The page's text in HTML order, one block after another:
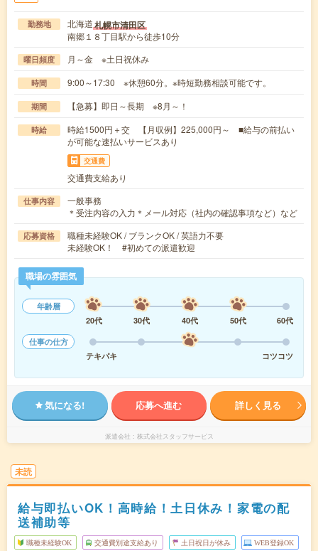
勤務地 北海道札幌市清田区
南郷１８丁目駅から徒歩10分
曜日頻度 月～金 ※土日祝休み
時間 9:00～17:30 ※休憩60分。※時短勤務相談可能です。
期間 【急募】即日～長期 ※8月～！
時給
時給1500円＋交 【月収例】225,000円～ ■給与の前払い
が可能な速払いサービスあり
交通費
交通費支給あり
仕事内容
一般事務
＊受注内容の入力＊メール対応（社内の確認事項など）など
応募資格
職種未経験OK / ブランクOK / 英語力不要
未経験OK！ #初めての派遣歓迎
職場の雰囲気
年齢層
20代
30代 40代 50代
60代
仕事の仕方
テキパキ
コツコツ
気になる! 応募へ進む 詳しく見る
派遣会社 株式会社スタッフサービス
未読
給与即払いOK！高時給！土日休み！家電の配
送補助等
職種未経験OK 交通費別途支給あり 土日祝日が休み WEB登録OK